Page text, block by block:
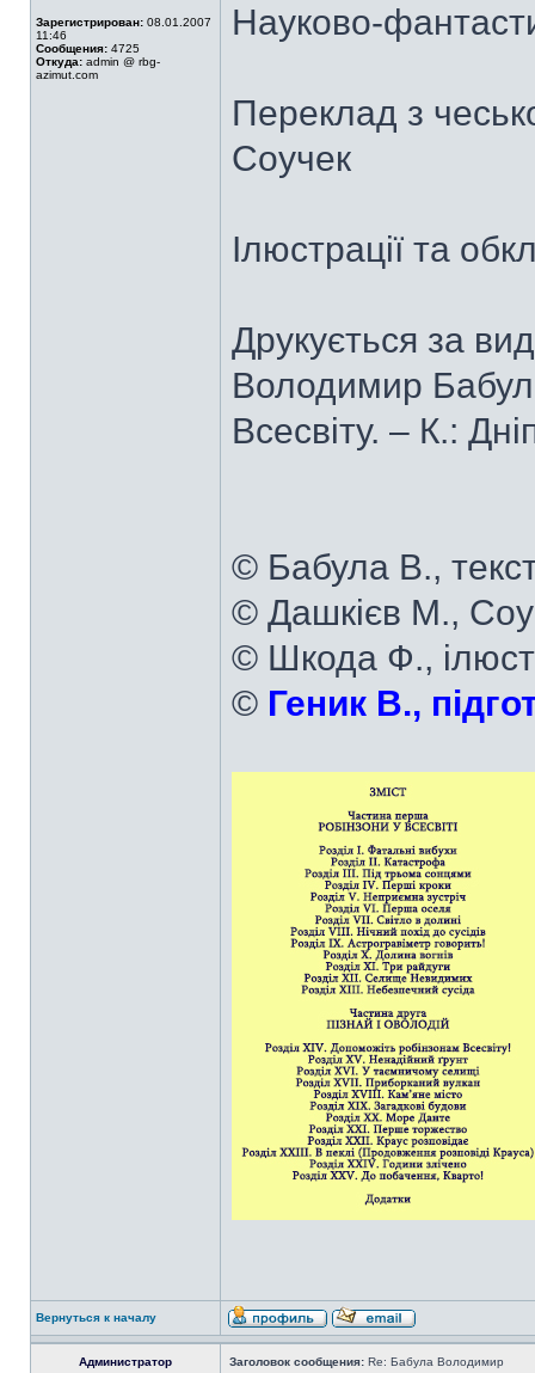
Зарегистрирован: 08.01.2007
11:46
Сообщения: 4725
Откуда: admin @ rbg-
azimut.com
Науково-
Переклад з
Соучек
Ілюстрації та
Друкується за
Володимир
Всесвіту. – К.:
© Бабула В.,
© Дашкієв М.,
© Шкода Ф.,
© Геник В.,
Вернуться к началу
Администратор Заголовок сообщения: Re: Бабула Володимир